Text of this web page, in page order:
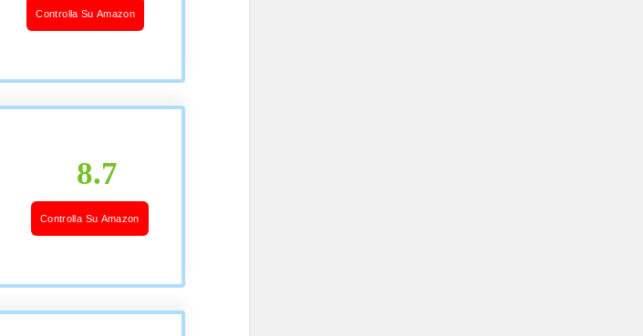
Controlla Su Amazon
8.7
Controlla Su Amazon